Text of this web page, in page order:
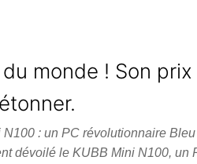
monde ! Son prix
étonner.
: un PC révolutionnaire Bleu
dévoilé le KUBB Mini N100, un